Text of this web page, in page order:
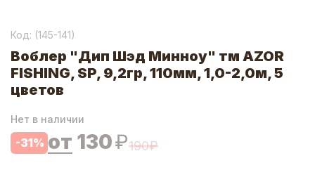
Код: (145-141)
Воблер "Дип Шэд Минноу" тм AZOR
FISHING, SP, 9,2гр, 110мм, 1,0-2,0м, 5
цветов
Нет в наличии
-31% от 130₽190₽